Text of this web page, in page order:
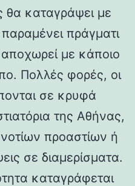
θα καταγράψει με
πράγματι
με κάποιο
Πολλές φορές, οι
σε κρυφά
της Αθήνας,
προαστίων ή
σε διαμερίσματα.
καταγράφεται